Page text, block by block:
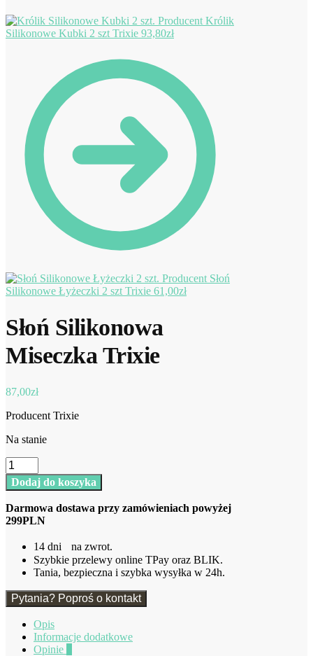
Królik
Silikonowe Kubki 2 szt Trixie 93,80zł
Słoń
Silikonowe Łyżeczki 2 szt Trixie 61,00zł
Słoń Silikonowa
Miseczka Trixie
87,00zł
Producent Trixie
Na stanie
ilość
Słoń
Silikonowa
Trixie
Dodaj do koszyka
Darmowa dostawa przy zamówieniach powyżej
299PLN
14 dni na zwrot.
Szybkie przelewy online TPay oraz BLIK.
Tania, bezpieczna i szybka wysyłka w 24h.
Pytania? Poproś o kontakt
Opis
Informacje dodatkowe
Opinie